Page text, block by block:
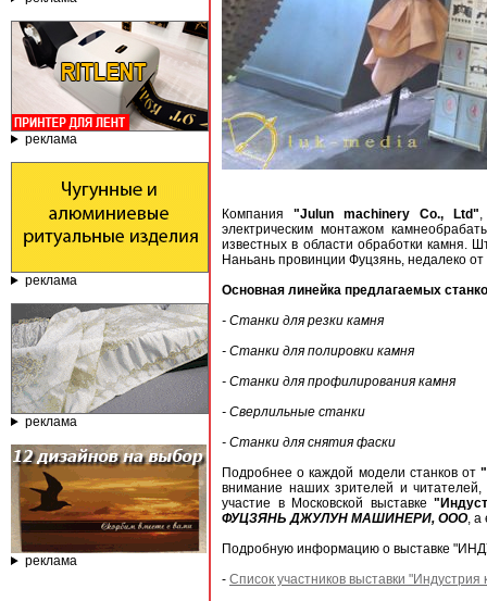
реклама
реклама
реклама
реклама
Компания "Julun machinery Co., Ltd",
электрическим монтажом
известных в области обработки камня.
Наньань провинции Фуцзянь, недалеко
Основная линейка предлагаемых
- Станки для резки камня
- Станки для полировки камня
- Станки для профилирования камня
- Сверлильные станки
- Станки для снятия фаски
Подробнее о каждой модели станков от
внимание наших зрителей и
участие в Московской выставке
ФУЦЗЯНЬ ДЖУЛУН МАШИНЕРИ, ООО, а
Подробную информацию о выставке
- Список участников выставки